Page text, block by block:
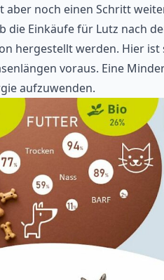
aber noch einen Schritt
die Einkäufe für Lutz nach
hergestellt werden. Hier
voraus. Eine
aufzuwenden.